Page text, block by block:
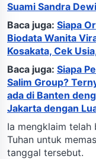
Suami Sandra
Baca juga: Siapa
Biodata Wanita
Kosakata, Cek
Baca juga: Siapa
Salim Group?
ada di Banten
Jakarta dengan
Ia mengklaim telah
Tuhan untuk
tanggal tersebut.